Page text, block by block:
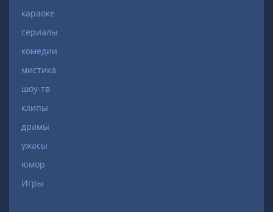
караоке
сериалы
комедии
мистика
шоу-тв
клипы
драмы
ужасы
юмор
Игры